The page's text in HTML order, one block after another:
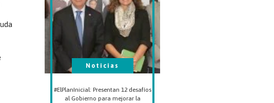
#ElPlanInicial: Presentan 12 desafíos
al Gobierno para mejorar la
Noticias